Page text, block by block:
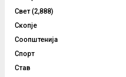
Свет (2,888)
Скопје
Соопштенија
Спорт
Став